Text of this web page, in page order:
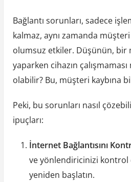
Bağlantı sorunları, sadece
kalmaz, aynı zamanda
olumsuz etkiler. Düşünün, bir
yaparken cihazın
olabilir? Bu, müşteri kaybına
Peki, bu sorunları nasıl
ipuçları:
İnternet Bağlantısını
ve yönlendiricinizi kontrol
yeniden başlatın.